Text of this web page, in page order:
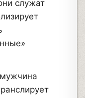
служат